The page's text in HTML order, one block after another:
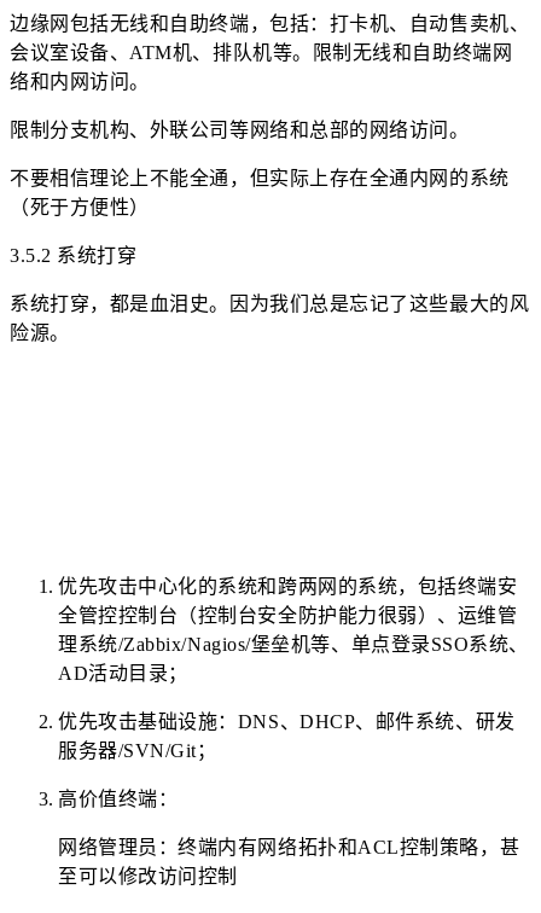
边缘网包括无线和自助终端，包括：打卡机、自动售卖机、
会议室设备、ATM机、排队机等。限制无线和自助终端网
络和内网访问。
限制分支机构、外联公司等网络和总部的网络访问。
不要相信理论上不能全通，但实际上存在全通内网的系统
（死于方便性）
3.5.2 系统打穿
系统打穿，都是血泪史。因为我们总是忘记了这些最大的风
险源。
优先攻击中心化的系统和跨两网的系统，包括终端安
全管控控制台（控制台安全防护能力很弱）、运维管
理系统/Zabbix/Nagios/堡垒机等、单点登录SSO系统、
AD活动目录；
优先攻击基础设施：DNS、DHCP、邮件系统、研发
服务器/SVN/Git；
高价值终端：
网络管理员：终端内有网络拓扑和ACL控制策略，甚
至可以修改访问控制